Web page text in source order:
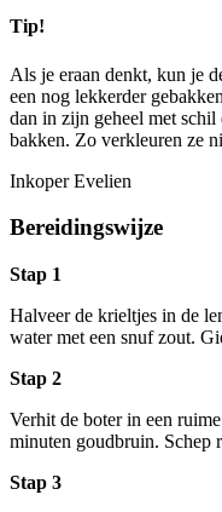
Tip!
Als je eraan denkt, kun je
een nog lekkerder
dan in zijn geheel met schil
bakken. Zo verkleuren ze
Inkoper Evelien
Bereidingswijze
Stap 1
Halveer de krieltjes in de
water met een snuf zout.
Stap 2
Verhit de boter in een
minuten goudbruin. Schep
Stap 3